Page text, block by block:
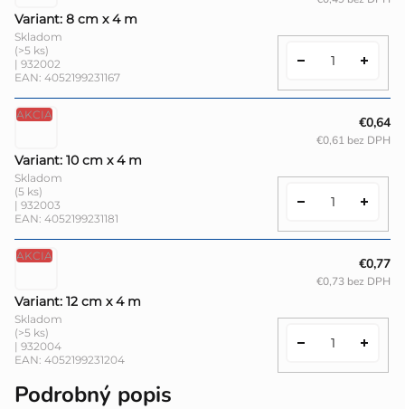
Variant: 8 cm x 4 m
Skladom
(>5 ks)
| 932002
EAN: 4052199231167
AKCIA
Variant: 10 cm x 4 m
Skladom
(5 ks)
| 932003
EAN: 4052199231181
€0,64
€0,61 bez DPH
AKCIA
Variant: 12 cm x 4 m
Skladom
(>5 ks)
| 932004
EAN: 4052199231204
€0,77
€0,73 bez DPH
Podrobný popis